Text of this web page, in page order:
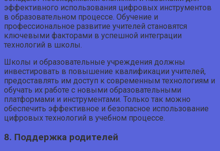
эффективного использования цифровых инструментов
в образовательном процессе. Обучение и
профессиональное развитие учителей становятся
ключевыми факторами в успешной интеграции
технологий в школы.
Школы и образовательные учреждения должны
инвестировать в повышение квалификации учителей,
предоставлять им доступ к современным технологиям и
обучать их работе с новыми образовательными
платформами и инструментами. Только так можно
обеспечить эффективное и безопасное использование
цифровых технологий в учебном процессе.
8. Поддержка родителей